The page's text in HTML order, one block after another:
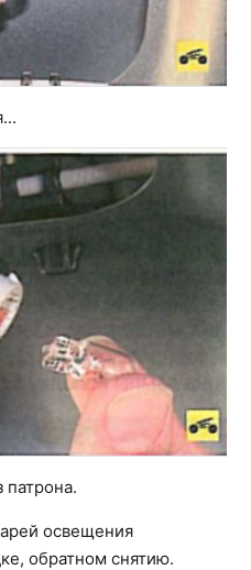
патрона.
освещения
обратном снятию.